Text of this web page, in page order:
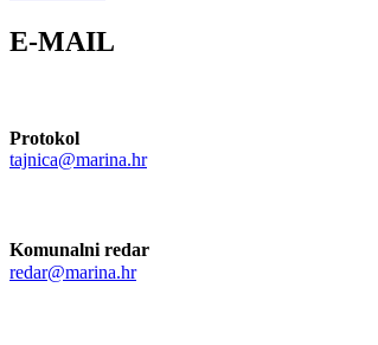
E-MAIL
Protokol
tajnica@marina.hr
Komunalni redar
redar@marina.hr